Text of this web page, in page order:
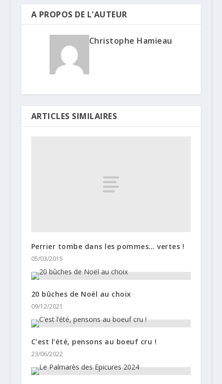
A PROPOS DE L'AUTEUR
Christophe Hamieau
ARTICLES SIMILAIRES
Perrier tombe dans les pommes… vertes !
05/03/2015
20 bûches de Noël au choix
09/12/2021
C’est l’été, pensons au boeuf cru !
23/06/2022